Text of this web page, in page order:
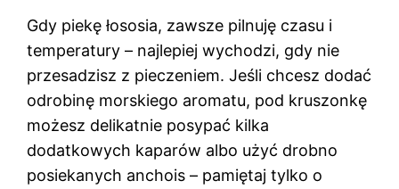
Gdy piekę łososia, zawsze pilnuję czasu i
temperatury – najlepiej wychodzi, gdy nie
przesadzisz z pieczeniem. Jeśli chcesz dodać
odrobinę morskiego aromatu, pod kruszonkę
możesz delikatnie posypać kilka
dodatkowych kaparów albo użyć drobno
posiekanych anchois – pamiętaj tylko o